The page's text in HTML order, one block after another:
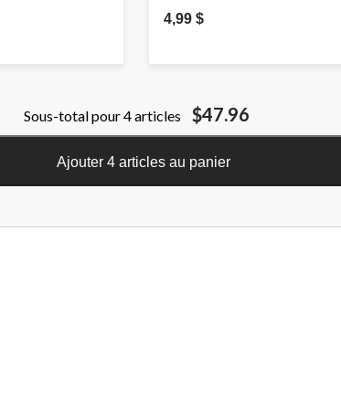
4,99 $
Sous-total pour 4 articles $47.96
Ajouter 4 articles au panier